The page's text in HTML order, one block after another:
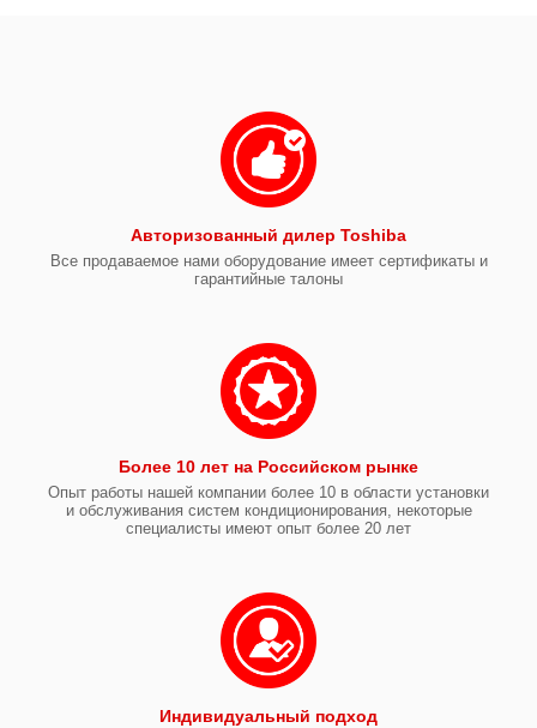
Авторизованный дилер Toshiba
Все продаваемое нами оборудование имеет сертификаты и
гарантийные талоны
Более 10 лет на Российском рынке
Опыт работы нашей компании более 10 в области установки
и обслуживания систем кондиционирования, некоторые
специалисты имеют опыт более 20 лет
Индивидуальный подход